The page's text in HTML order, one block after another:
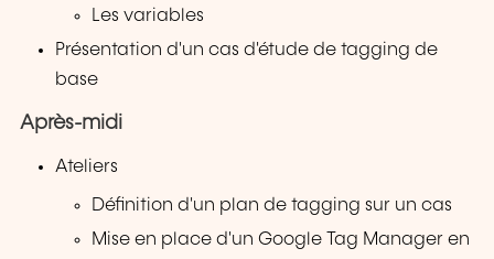
Les variables
Présentation d'un cas d'étude de tagging de
base
Après-midi
Ateliers
Définition d'un plan de tagging sur un cas
Mise en place d'un Google Tag Manager en